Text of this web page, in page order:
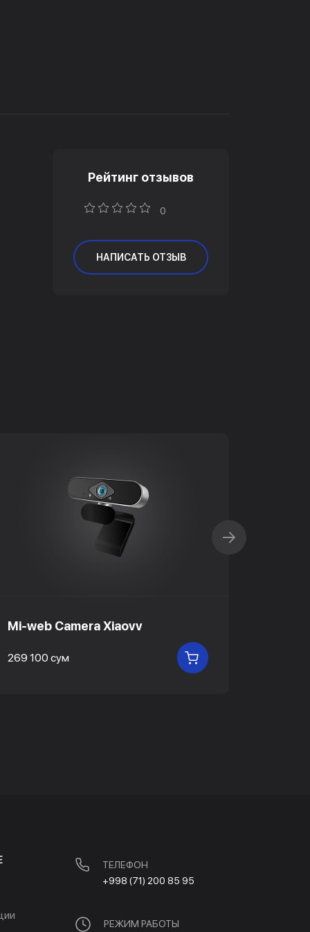
Рейтинг отзывов
0
НАПИСАТЬ ОТЗЫВ
Mi-web Camera Xiaovv
269 100 сум В КОРЗИНУ
ТЕЛЕФОН
+998 (71) 200 85 95
РЕЖИМ РАБОТЫ